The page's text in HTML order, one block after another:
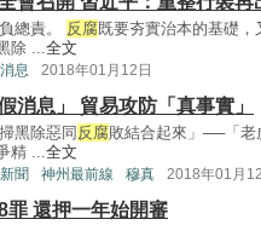
總責。 反腐既要夯實治本的基礎
除 ... 全文
息 2018年01月12日
消息」 貿易攻防「真事實」
黑除惡同 反腐敗結合起來」──「老
精 ... 全文
聞 神州最前線 穆真 2018年01月
罪 還押一年始開審